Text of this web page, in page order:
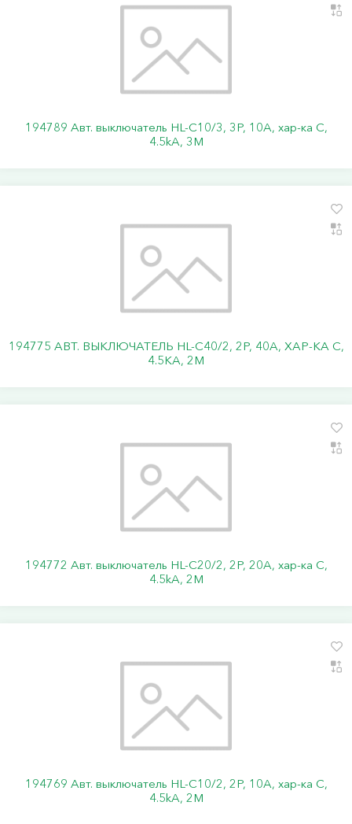
194789 Авт. выключатель HL-C10/3, 3P, 10A, хар-ка C,
4.5kA, 3M
194775 АВТ. ВЫКЛЮЧАТЕЛЬ HL-C40/2, 2P, 40A, ХАР-КА C,
4.5KA, 2M
194772 Авт. выключатель HL-C20/2, 2P, 20A, хар-ка C,
4.5kA, 2M
194769 Авт. выключатель HL-C10/2, 2P, 10A, хар-ка C,
4.5kA, 2M